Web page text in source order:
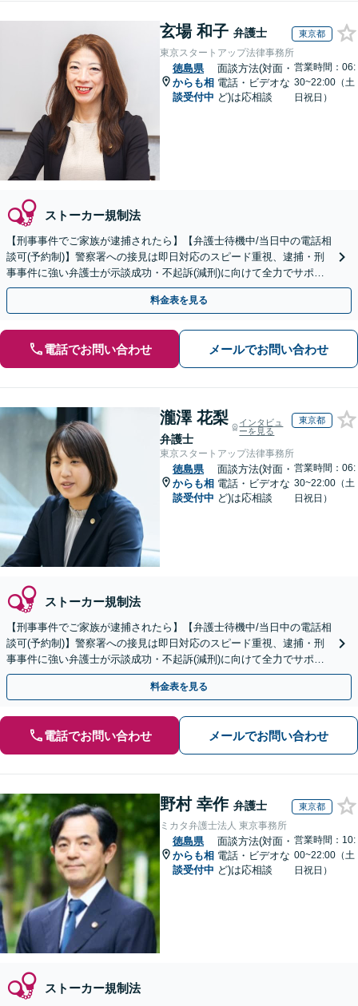
玄場 和子 弁護士 東京都
東京スタートアップ法律事務所
徳島県
からも相
談受付中
面談方法(対面・
電話・ビデオな
ど)は応相談
営業時間：06:
30~22:00（土
日祝日）
ストーカー規制法
【刑事事件でご家族が逮捕されたら】【弁護士待機中/当日中の電話相
談可(予約制)】警察署への接見は即日対応のスピード重視、逮捕・刑
事事件に強い弁護士が示談成功・不起訴(減刑)に向けて全力でサポー
トします。【加害者側の相談専門】
料金表を見る
電話でお問い合わせ メールでお問い合わせ
瀧澤 花梨
弁護士
インタビュ
ーを見る
東京都
東京スタートアップ法律事務所
徳島県
からも相
談受付中
面談方法(対面・
電話・ビデオな
ど)は応相談
営業時間：06:
30~22:00（土
日祝日）
ストーカー規制法
【刑事事件でご家族が逮捕されたら】【弁護士待機中/当日中の電話相
談可(予約制)】警察署への接見は即日対応のスピード重視、逮捕・刑
事事件に強い弁護士が示談成功・不起訴(減刑)に向けて全力でサポー
トします。【加害者側の相談専門】
料金表を見る
電話でお問い合わせ メールでお問い合わせ
野村 幸作 弁護士 東京都
ミカタ弁護士法人 東京事務所
徳島県
からも相
談受付中
面談方法(対面・
電話・ビデオな
ど)は応相談
営業時間：10:
00~22:00（土
日祝日）
ストーカー規制法